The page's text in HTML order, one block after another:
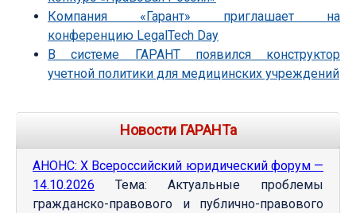
Компания «Гарант» приглашает на
конференцию LegalTech Day
В системе ГАРАНТ появился конструктор
учетной политики для медицинских учреждений
Новости ГАРАНТа
АНОНС: Х Всероссийский юридический форум —
14.10.2026 Тема: Актуальные проблемы
гражданско-правового и публично-правового